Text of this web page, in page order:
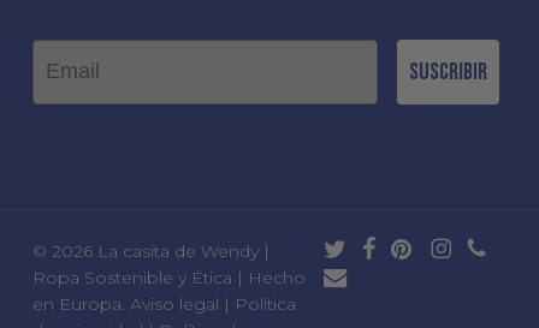
Email
Suscribir
© 2026 La casita de Wendy |
Ropa Sostenible y Ética | Hecho
en Europa. Aviso legal | Política
twitterfacebook
pinterestinstagram
phone
email